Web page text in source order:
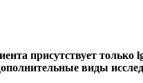
присутствует только
виды